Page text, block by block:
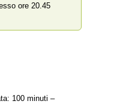
ore 20.45
100 minuti –